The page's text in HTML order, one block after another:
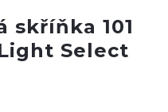
skříňka 101
Select